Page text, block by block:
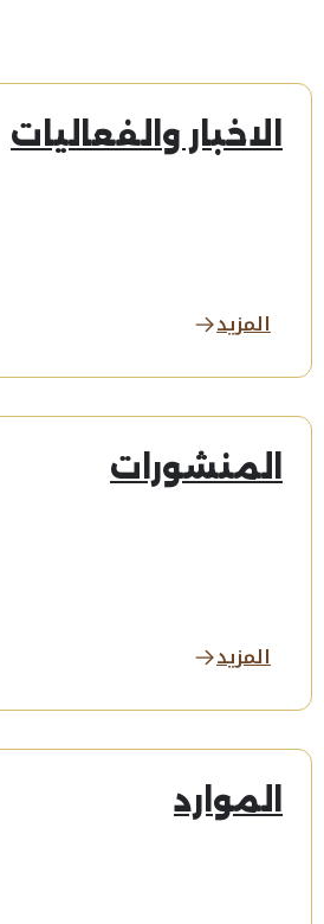
الاخبار والفعاليات
المزيد
المنشورات
المزيد
الموارد